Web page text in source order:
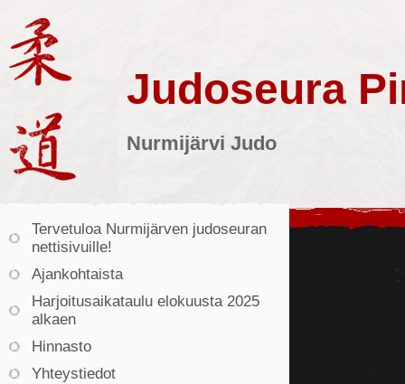
Judoseura
Nurmijärvi Judo
Tervetuloa Nurmijärven judoseuran
nettisivuille!
Ajankohtaista
Harjoitusaikataulu elokuusta 2025
alkaen
Hinnasto
Yhteystiedot